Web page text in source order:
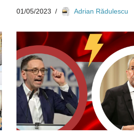
01/05/2023 Adrian Rădulescu